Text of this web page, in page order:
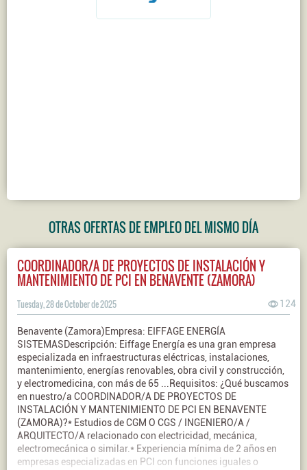
OTRAS OFERTAS DE EMPLEO DEL MISMO DÍA
COORDINADOR/A DE PROYECTOS DE INSTALACIÓN Y
MANTENIMIENTO DE PCI EN BENAVENTE (ZAMORA)
Tuesday, 28 de October de 2025 124
Benavente (Zamora)Empresa: EIFFAGE ENERGÍA
SISTEMASDescripción: Eiffage Energía es una gran empresa
especializada en infraestructuras eléctricas, instalaciones,
mantenimiento, energías renovables, obra civil y construcción,
y electromedicina, con más de 65 ...Requisitos: ¿Qué buscamos
en nuestro/a COORDINADOR/A DE PROYECTOS DE
INSTALACIÓN Y MANTENIMIENTO DE PCI EN BENAVENTE
(ZAMORA)?* Estudios de CGM O CGS / INGENIERO/A /
ARQUITECTO/A relacionado con electricidad, mecánica,
electromecánica o similar.* Experiencia mínima de 2 años en
empresas especializadas en PCI con funciones iguales o